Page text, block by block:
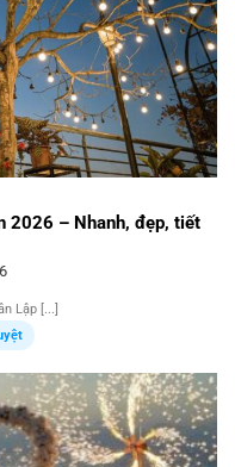
2026 – Nhanh, đẹp, tiết
Lập [...]